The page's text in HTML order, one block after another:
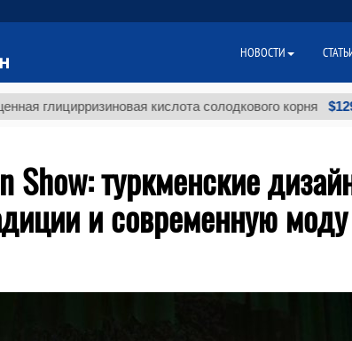
кислота солодкового корня $12935,18
Show: туркменские
и современную моду
НОВОСТИ